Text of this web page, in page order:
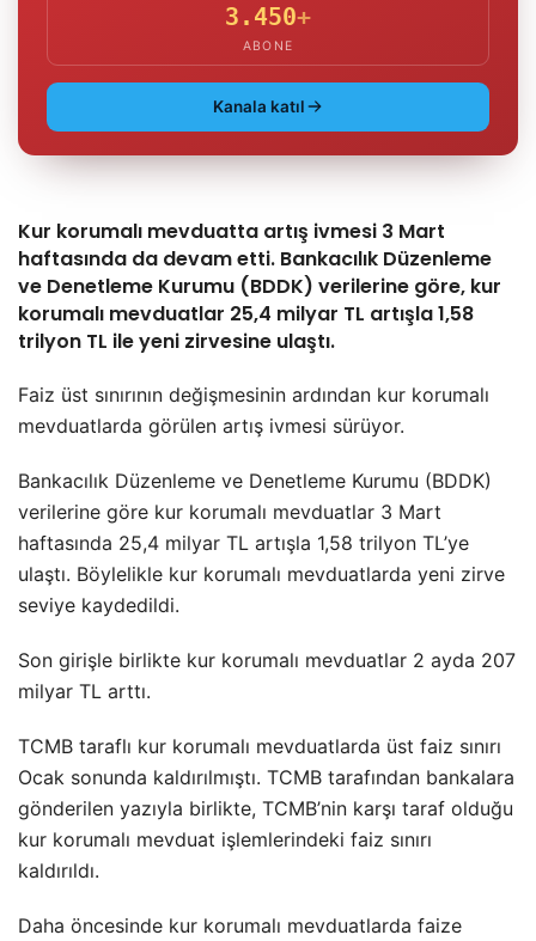
3.450+
ABONE
Kanala katıl
Kur korumalı mevduatta artış ivmesi 3 Mart
haftasında da devam etti. Bankacılık Düzenleme
ve Denetleme Kurumu (BDDK) verilerine göre, kur
korumalı mevduatlar 25,4 milyar TL artışla 1,58
trilyon TL ile yeni zirvesine ulaştı.
Faiz üst sınırının değişmesinin ardından kur korumalı
mevduatlarda görülen artış ivmesi sürüyor.
Bankacılık Düzenleme ve Denetleme Kurumu (BDDK)
verilerine göre kur korumalı mevduatlar 3 Mart
haftasında 25,4 milyar TL artışla 1,58 trilyon TL’ye
ulaştı. Böylelikle kur korumalı mevduatlarda yeni zirve
seviye kaydedildi.
Son girişle birlikte kur korumalı mevduatlar 2 ayda 207
milyar TL arttı.
TCMB taraflı kur korumalı mevduatlarda üst faiz sınırı
Ocak sonunda kaldırılmıştı. TCMB tarafından bankalara
gönderilen yazıyla birlikte, TCMB’nin karşı taraf olduğu
kur korumalı mevduat işlemlerindeki faiz sınırı
kaldırıldı.
Daha öncesinde kur korumalı mevduatlarda faize